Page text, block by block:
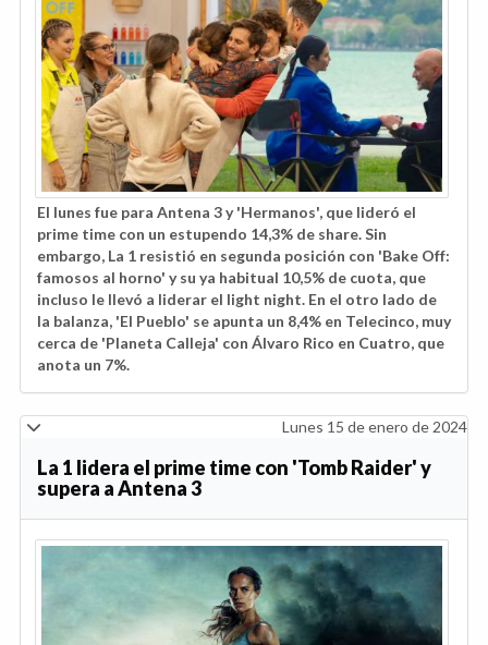
El lunes fue para Antena 3 y 'Hermanos', que lideró el
prime time con un estupendo 14,3% de share. Sin
embargo, La 1 resistió en segunda posición con 'Bake Off:
famosos al horno' y su ya habitual 10,5% de cuota, que
incluso le llevó a liderar el light night. En el otro lado de
la balanza, 'El Pueblo' se apunta un 8,4% en Telecinco, muy
cerca de 'Planeta Calleja' con Álvaro Rico en Cuatro, que
anota un 7%.
Lunes 15 de enero de 2024
La 1 lidera el prime time con 'Tomb Raider' y
supera a Antena 3